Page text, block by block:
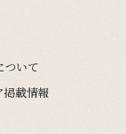
ついて
掲載情報